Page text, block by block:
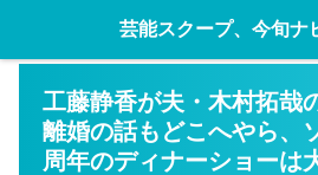
工藤静香が夫・木村拓哉
離婚の話もどこへやら、
周年のディナーショーは
芸能スクープ、今旬ナ